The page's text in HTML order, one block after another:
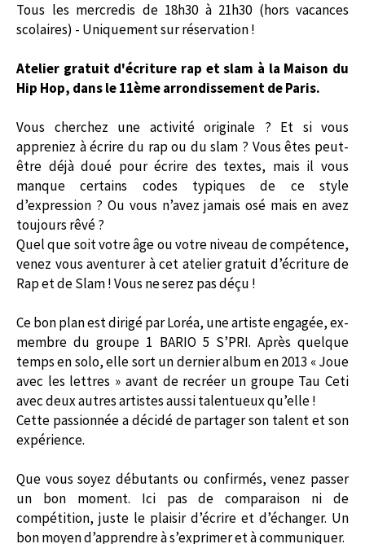
Tous les mercredis de 18h30 à 21h30 (hors vacances
scolaires) - Uniquement sur réservation !
Atelier gratuit d'écriture rap et slam à la Maison du
Hip Hop, dans le 11ème arrondissement de Paris.
Vous cherchez une activité originale ? Et si vous
appreniez à écrire du rap ou du slam ? Vous êtes peut-
être déjà doué pour écrire des textes, mais il vous
manque certains codes typiques de ce style
d’expression ? Ou vous n’avez jamais osé mais en avez
toujours rêvé ?
Quel que soit votre âge ou votre niveau de compétence,
venez vous aventurer à cet atelier gratuit d’écriture de
Rap et de Slam ! Vous ne serez pas déçu !
Ce bon plan est dirigé par Loréa, une artiste engagée, ex-
membre du groupe 1 BARIO 5 S’PRI. Après quelque
temps en solo, elle sort un dernier album en 2013 « Joue
avec les lettres » avant de recréer un groupe Tau Ceti
avec deux autres artistes aussi talentueux qu’elle !
Cette passionnée a décidé de partager son talent et son
expérience.
Que vous soyez débutants ou confirmés, venez passer
un bon moment. Ici pas de comparaison ni de
compétition, juste le plaisir d’écrire et d’échanger. Un
bon moyen d’apprendre à s’exprimer et à communiquer.